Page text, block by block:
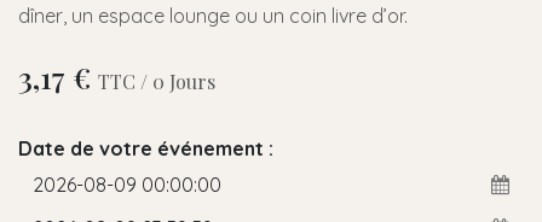
dîner, un espace lounge ou un coin livre d’or.
3,17 € TTC / 0 Jours
Date de votre événement :